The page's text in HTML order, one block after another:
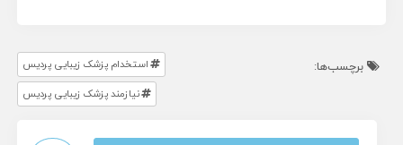
برچسب‌ها:
استخدام پزشک زیبایی پردیس
نیازمند پزشک زیبایی پردیس